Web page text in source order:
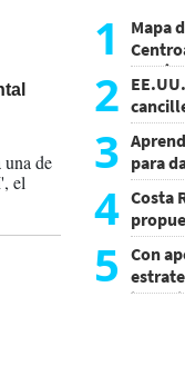
de
el
1
Mapa
y
2
sobre
3 para
4 Costa
5
Con